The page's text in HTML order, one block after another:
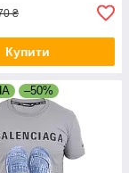
₴
Купити
–50%